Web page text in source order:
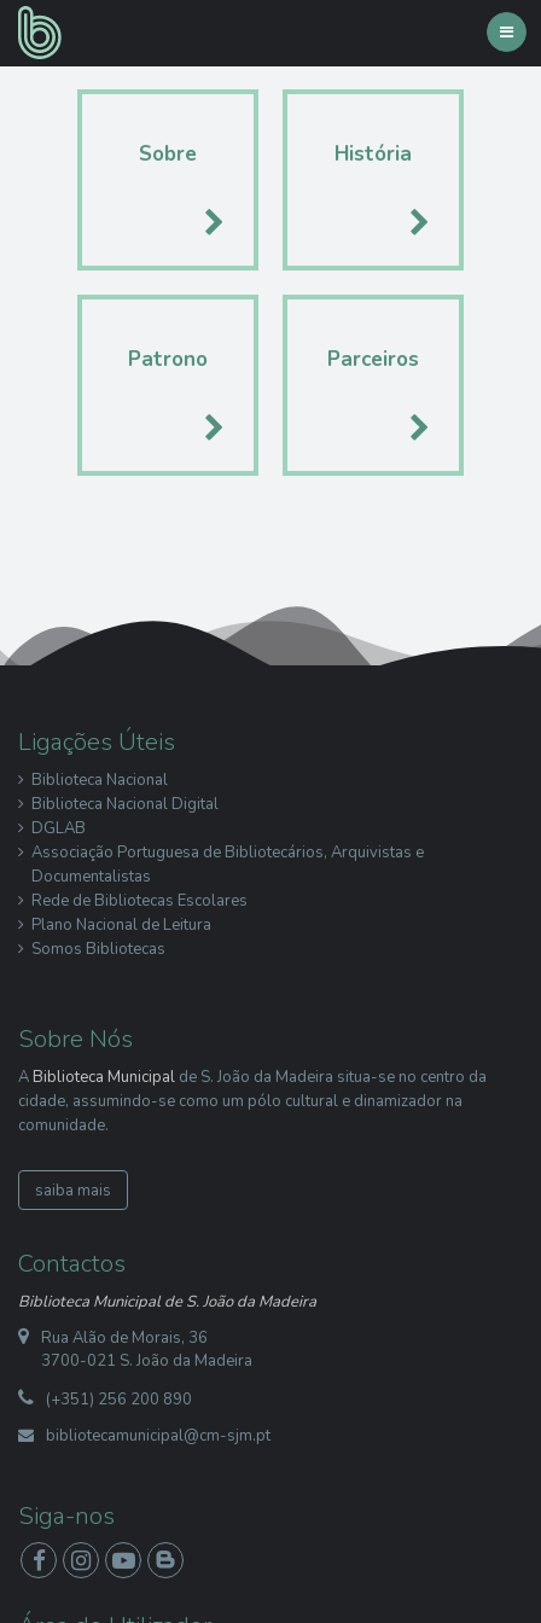
Sobre História
Patrono Parceiros
Ligações Úteis
Biblioteca Nacional
Biblioteca Nacional Digital
DGLAB
Associação Portuguesa de Bibliotecários, Arquivistas e
Documentalistas
Rede de Bibliotecas Escolares
Plano Nacional de Leitura
Somos Bibliotecas
Sobre Nós
A Biblioteca Municipal de S. João da Madeira situa-se no centro da
cidade, assumindo-se como um pólo cultural e dinamizador na
comunidade.
saiba mais
Contactos
Biblioteca Municipal de S. João da Madeira
Rua Alão de Morais, 36
3700-021 S. João da Madeira
(+351) 256 200 890
bibliotecamunicipal@cm-sjm.pt
Siga-nos